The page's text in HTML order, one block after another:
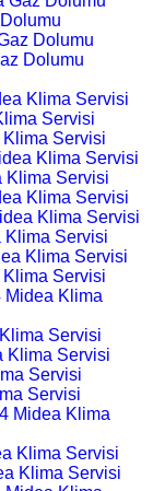
Dolumu
Dolumu
Klima Servisi
Servisi
Klima Servisi
Klima Servisi
Klima Servisi
Klima Servisi
Klima Servisi
Klima Servisi
Klima Servisi
Servisi
Midea Klima
Servisi
Klima Servisi
Servisi
Servisi
Midea Klima
Klima Servisi
Klima Servisi